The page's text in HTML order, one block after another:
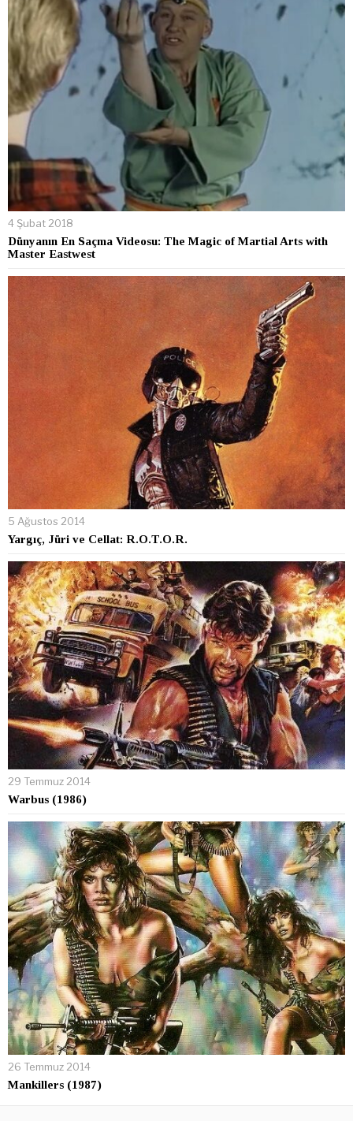
4 Şubat 2018
Dünyanın En Saçma Videosu: The Magic of Martial Arts with
Master Eastwest
5 Ağustos 2014
Yargıç, Jüri ve Cellat: R.O.T.O.R.
29 Temmuz 2014
Warbus (1986)
26 Temmuz 2014
Mankillers (1987)